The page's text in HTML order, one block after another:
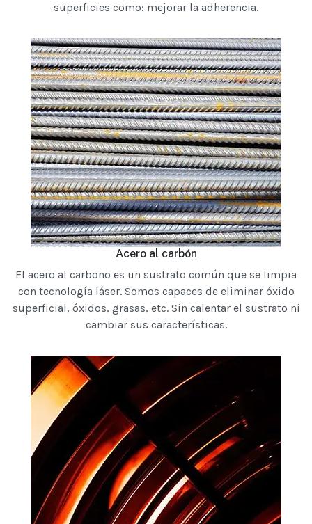
superficies como: mejorar la adherencia.
Acero al carbón
El acero al carbono es un sustrato común que se limpia
con tecnología láser. Somos capaces de eliminar óxido
superficial, óxidos, grasas, etc. Sin calentar el sustrato ni
cambiar sus características.